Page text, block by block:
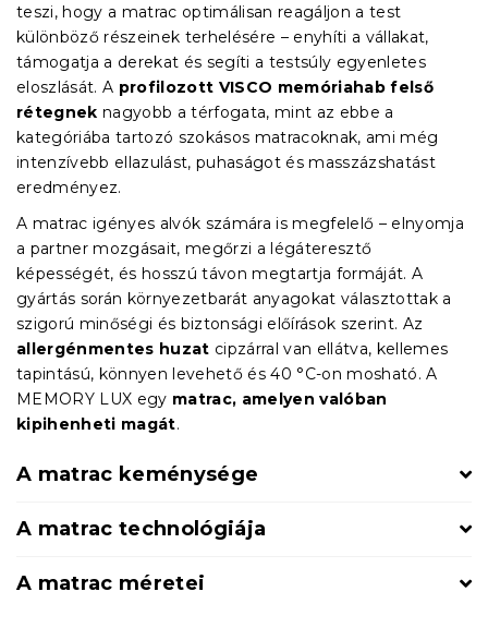
teszi, hogy a matrac optimálisan reagáljon a test
különböző részeinek terhelésére – enyhíti a vállakat,
támogatja a derekat és segíti a testsúly egyenletes
eloszlását. A profilozott VISCO memóriahab felső
rétegnek nagyobb a térfogata, mint az ebbe a
kategóriába tartozó szokásos matracoknak, ami még
intenzívebb ellazulást, puhaságot és masszázshatást
eredményez.
A matrac igényes alvók számára is megfelelő – elnyomja
a partner mozgásait, megőrzi a légáteresztő
képességét, és hosszú távon megtartja formáját. A
gyártás során környezetbarát anyagokat választottak a
szigorú minőségi és biztonsági előírások szerint. Az
allergénmentes huzat cipzárral van ellátva, kellemes
tapintású, könnyen levehető és 40 °C-on mosható. A
MEMORY LUX egy matrac, amelyen valóban
kipihenheti magát.
A matrac keménysége
A matrac technológiája
A matrac méretei